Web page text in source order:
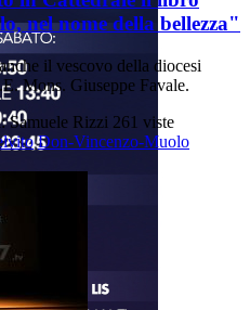
nel nome della bellezza"
il vescovo della diocesi
Mons. Giuseppe Favale.
Samuele Rizzi 261 viste
Don-Vincenzo-Muolo